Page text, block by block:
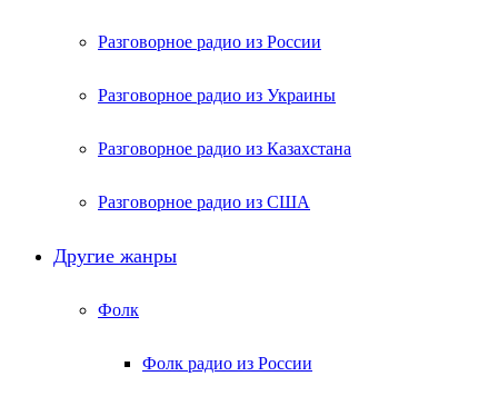
Разговорное радио из России
Разговорное радио из Украины
Разговорное радио из Казахстана
Разговорное радио из США
Другие жанры
Фолк
Фолк радио из России